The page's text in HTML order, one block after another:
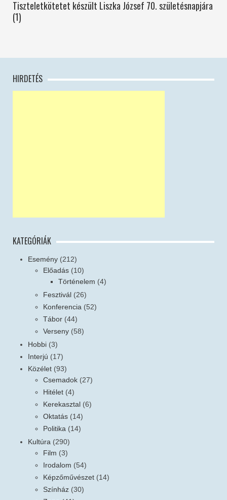
Tiszteletkötetet készült Liszka József 70. születésnapjára
(1)
HIRDETÉS
KATEGÓRIÁK
Esemény (212)
Előadás (10)
Történelem (4)
Fesztivál (26)
Konferencia (52)
Tábor (44)
Verseny (58)
Hobbi (3)
Interjú (17)
Közélet (93)
Csemadok (27)
Hitélet (4)
Kerekasztal (6)
Oktatás (14)
Politika (14)
Kultúra (290)
Film (3)
Irodalom (54)
Képzőművészet (14)
Színház (30)